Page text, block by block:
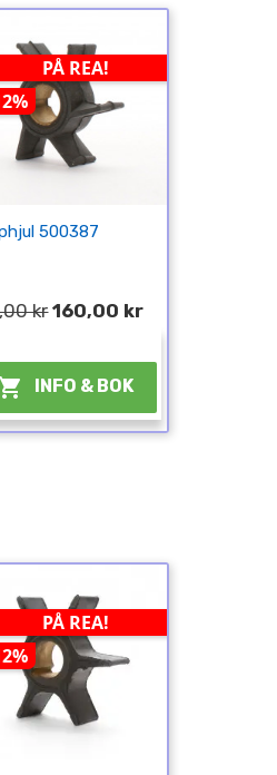
PÅ REA!
500387
kr 160,00 kr
INFO & BOK
PÅ REA!